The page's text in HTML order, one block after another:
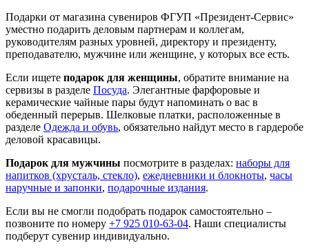
Подарки от магазина сувениров ФГУП «Президент-Сервис»
уместно подарить деловым партнерам и коллегам,
руководителям разных уровней, директору и президенту,
преподавателю, мужчине или женщине, у которых все есть.
Если ищете подарок для женщины, обратите внимание на
сервизы в разделе Посуда. Элегантные фарфоровые и
керамические чайные пары будут напоминать о вас в
обеденный перерыв. Шелковые платки, расположенные в
разделе Одежда и обувь, обязательно найдут место в гардеробе
деловой красавицы.
Подарок для мужчины посмотрите в разделах: наборы для
напитков (хрусталь, стекло), ежедневники и блокноты, часы
наручные и запонки, подарочные издания.
Если вы не смогли подобрать подарок самостоятельно –
позвоните по номеру +7 925 010-63-04. Наши специалисты
подберут сувенир индивидуально.